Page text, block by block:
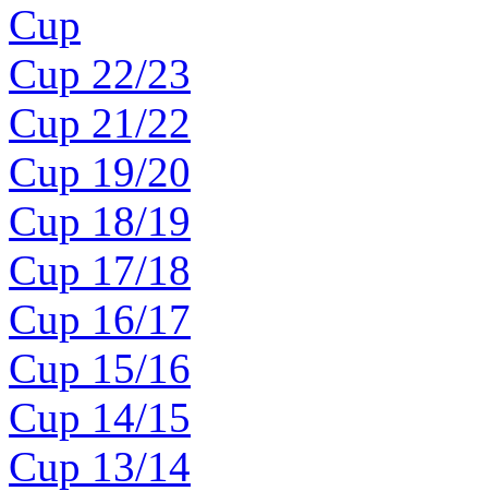
Cup
Cup 22/23
Cup 21/22
Cup 19/20
Cup 18/19
Cup 17/18
Cup 16/17
Cup 15/16
Cup 14/15
Cup 13/14